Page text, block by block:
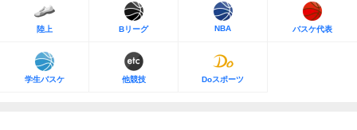
陸上 Bリーグ NBA バスケ代表
学生バスケ 他競技 Doスポーツ